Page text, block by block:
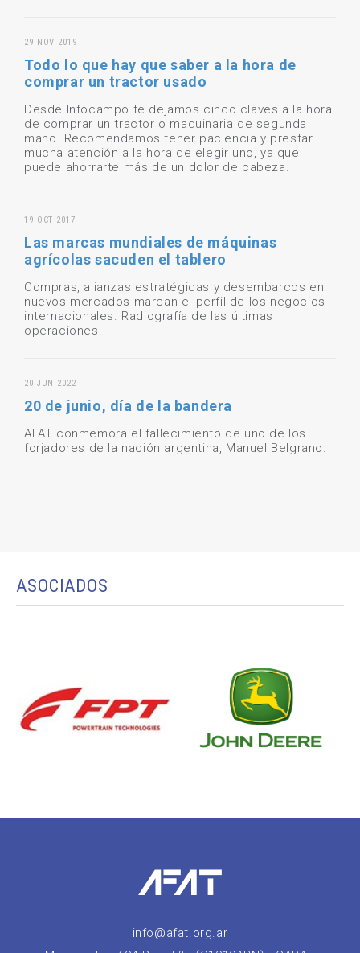
29 NOV 2019
Todo lo que hay que saber a la hora de
comprar un tractor usado
Desde Infocampo te dejamos cinco claves a la hora
de comprar un tractor o maquinaria de segunda
mano. Recomendamos tener paciencia y prestar
mucha atención a la hora de elegir uno, ya que
puede ahorrarte más de un dolor de cabeza.
19 OCT 2017
Las marcas mundiales de máquinas
agrícolas sacuden el tablero
Compras, alianzas estratégicas y desembarcos en
nuevos mercados marcan el perfil de los negocios
internacionales. Radiografía de las últimas
operaciones.
20 JUN 2022
20 de junio, día de la bandera
AFAT conmemora el fallecimiento de uno de los
forjadores de la nación argentina, Manuel Belgrano.
ASOCIADOS
info@afat.org.ar